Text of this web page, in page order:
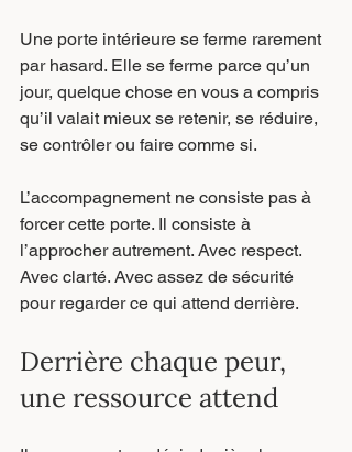
Une porte intérieure se ferme rarement
par hasard. Elle se ferme parce qu’un
jour, quelque chose en vous a compris
qu’il valait mieux se retenir, se réduire,
se contrôler ou faire comme si.
L’accompagnement ne consiste pas à
forcer cette porte. Il consiste à
l’approcher autrement. Avec respect.
Avec clarté. Avec assez de sécurité
pour regarder ce qui attend derrière.
Derrière chaque peur,
une ressource attend